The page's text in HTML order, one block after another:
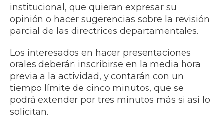
institucional, que quieran expresar su
opinión o hacer sugerencias sobre la revisión
parcial de las directrices departamentales.
Los interesados en hacer presentaciones
orales deberán inscribirse en la media hora
previa a la actividad, y contarán con un
tiempo límite de cinco minutos, que se
podrá extender por tres minutos más si así lo
solicitan.